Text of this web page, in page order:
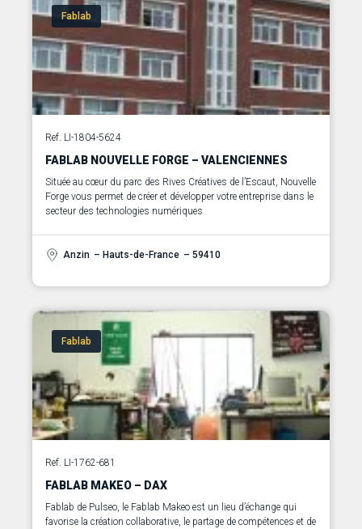
Fablab
Ref. LI-1804-5624
FABLAB NOUVELLE FORGE – VALENCIENNES
Située au cœur du parc des Rives Créatives de l’Escaut, Nouvelle
Forge vous permet de créer et développer votre entreprise dans le
secteur des technologies numériques
Anzin – Hauts-de-France – 59410
Fablab
Ref. LI-1762-681
FABLAB MAKEO – DAX
Fablab de Pulseo, le Fablab Makeo est un lieu d’échange qui
favorise la création collaborative, le partage de compétences et de